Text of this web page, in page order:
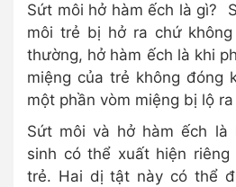
Sứt môi hở hàm ếch là gì?
môi trẻ bị hở ra chứ
thường, hở hàm ếch là khi
miệng của trẻ không đóng
một phần vòm miệng bị lộ
Sứt môi và hở hàm ếch
sinh có thể xuất hiện
trẻ. Hai dị tật này có thể